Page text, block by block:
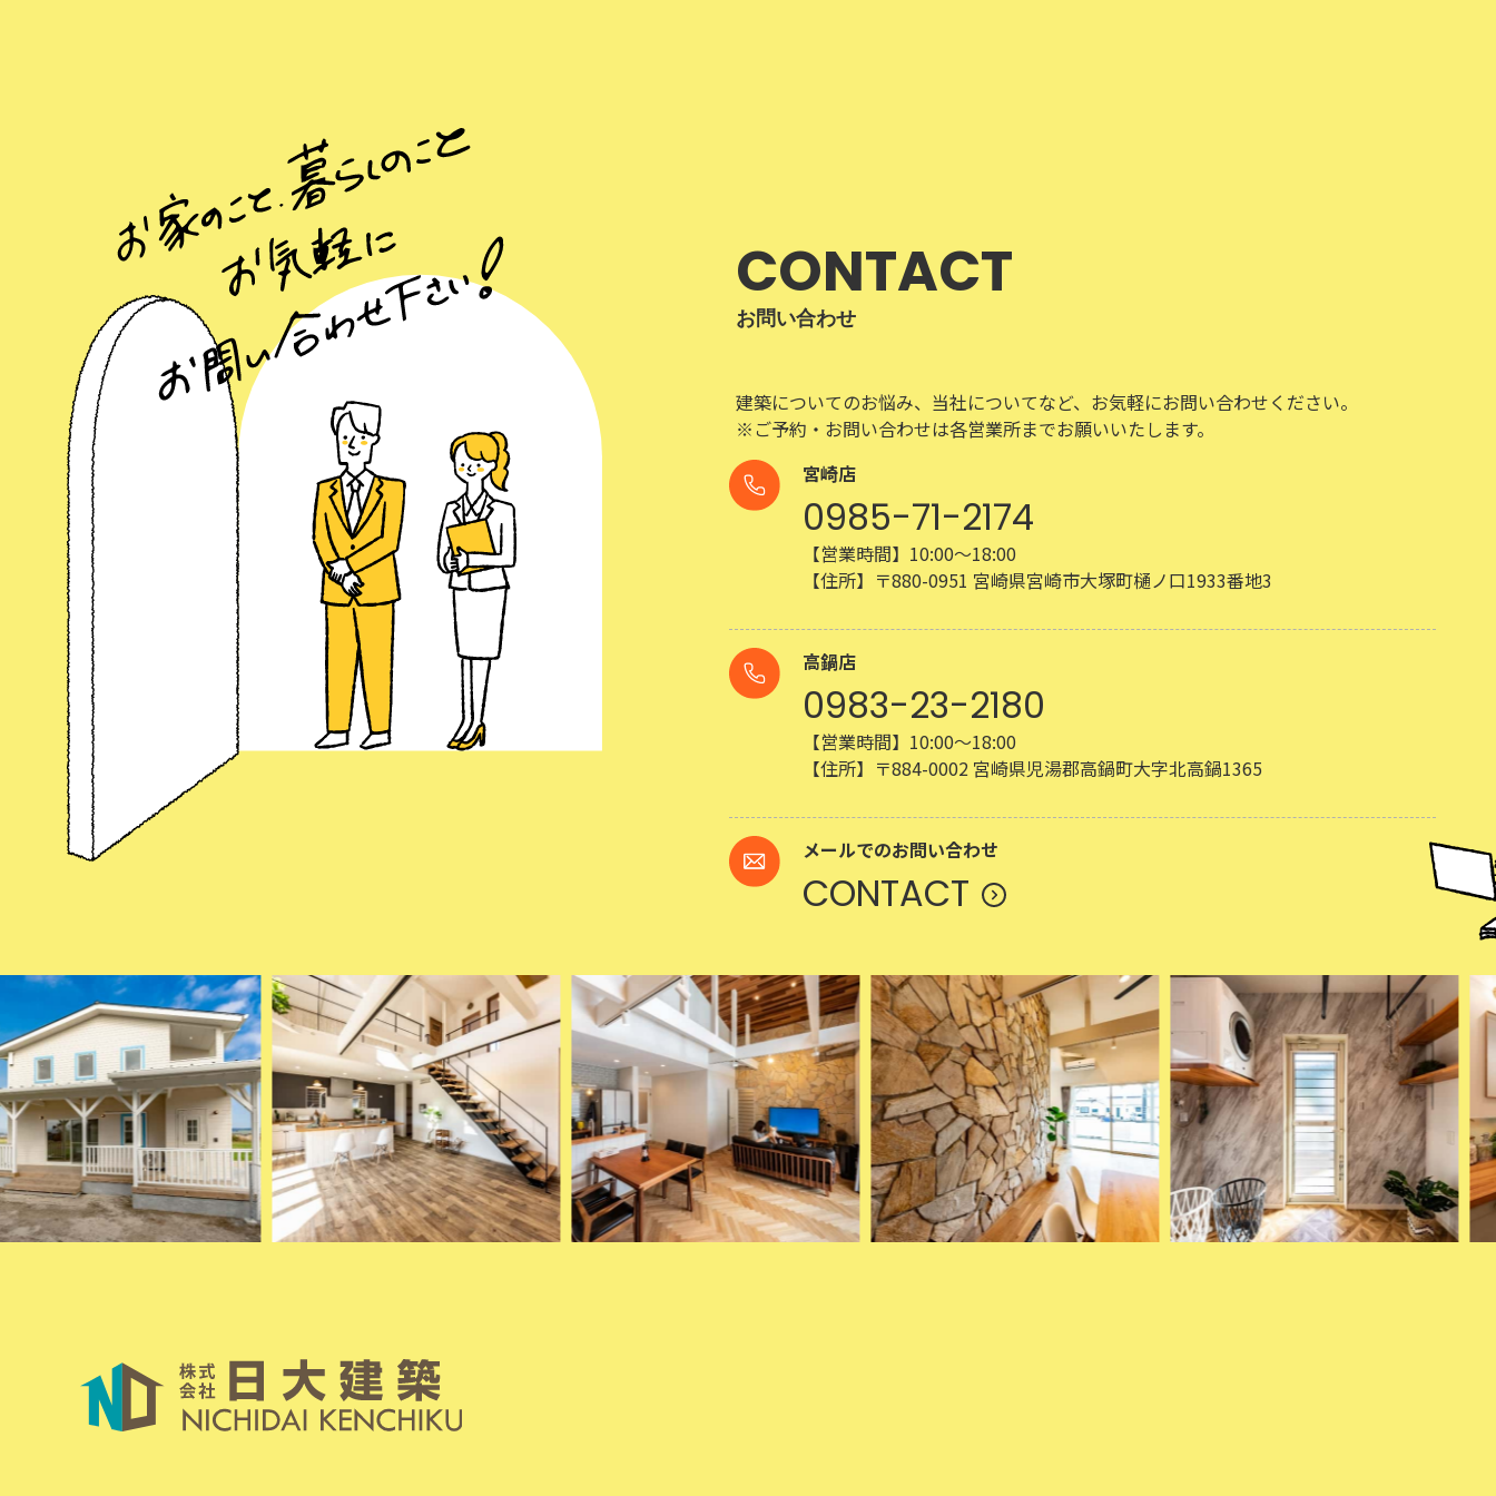
CONTACT
お問い合わせ
建築についてのお悩み、当社についてなど、お気軽にお問い合わせください。
※ご予約・お問い合わせは各営業所までお願いいたします。
宮崎店
0985-71-2174
【営業時間】10:00～18:00
【住所】〒880-0951 宮崎県宮崎市大塚町樋ノ口1933番地3
高鍋店
0983-23-2180
【営業時間】10:00～18:00
【住所】〒884-0002 宮崎県児湯郡高鍋町大字北高鍋1365
メールでのお問い合わせ
CONTACT